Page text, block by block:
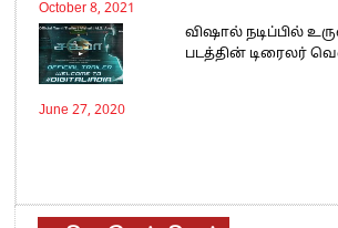
October 8, 2021
விஷால் நடிப்பில்
படத்தின் டிரைலர்
June 27, 2020